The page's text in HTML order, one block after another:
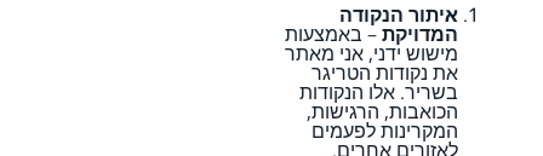
איתור הנקודה
המדויקת– באמצעות
מישוש ידני, אני מאתר
את נקודות הטריגר
בשריר. אלו הנקודות
הכואבות, הרגישות,
המקרינות לפעמים
לאזורים אחרים.